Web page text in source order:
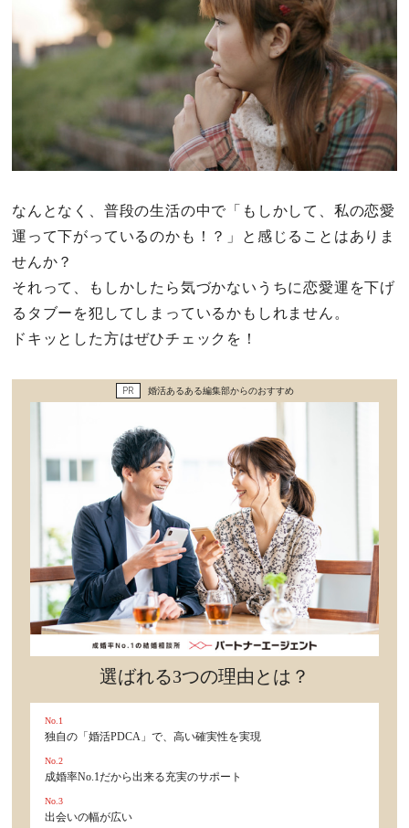
ドキドキ
特集
ファッション・美容
グルメ
趣味・旅行
セックスライフ
心の処方箋
カルチャー・トレンド・芸能
驚き
なんとなく、普段の生活の中で「もしかして、私の恋愛
運って下がっているのかも！？」と感じることはありま
せんか？
それって、もしかしたら気づかないうちに恋愛運を下げ
るタブーを犯してしまっているかもしれません。
ドキッとした方はぜひチェックを！
PR 婚活あるある編集部からのおすすめ
選ばれる3つの理由とは？
No.1
独自の「婚活PDCA」で、高い確実性を実現
No.2
成婚率No.1だから出来る充実のサポート
No.3
出会いの幅が広い